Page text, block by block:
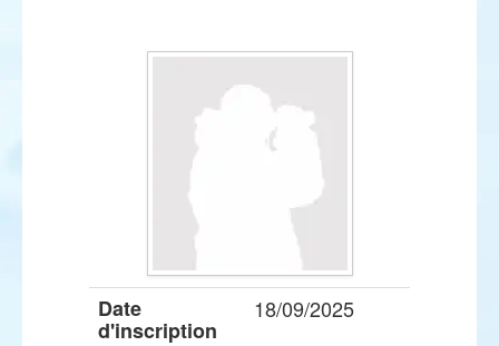
Date
d'inscription
18/09/2025